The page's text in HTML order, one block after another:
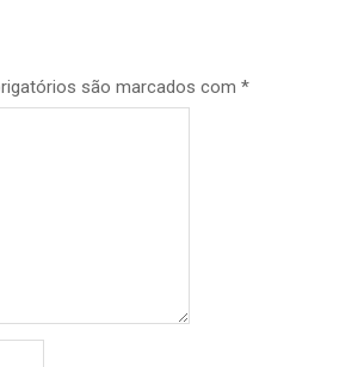
são marcados com *